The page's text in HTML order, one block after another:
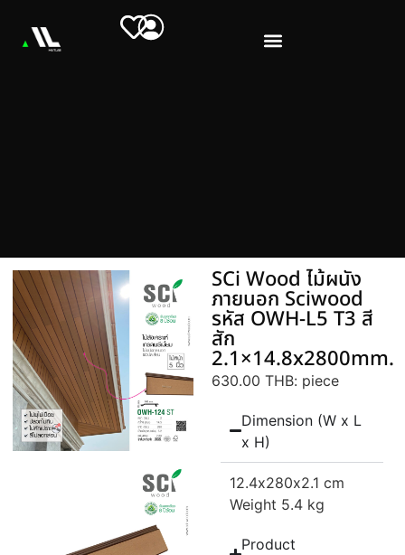
SCi Wood ไม้ผนัง
ภายนอก Sciwood
รหัส OWH-L5 T3 สี
สัก
2.1×14.8x2800mm.
630.00 THB: piece
Dimension (W x L
x H)
12.4x280x2.1 cm
Weight 5.4 kg
Product